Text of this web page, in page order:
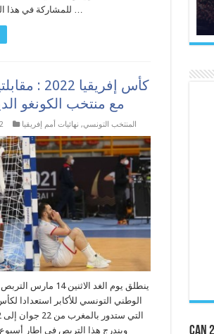
للمشاركة في هذا التربص : حراس …
كأس إفريقيا
مع منتخب الكونغو
المنتخب التونسي, نهائيات أمم إفريقيا
ينطلق يوم الغد الاثنين 14
الوطني التونسي للأكابر استعدادا
ويندرج هذا التربص في إطار أسبوع
CAN